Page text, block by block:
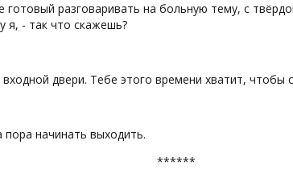
готовый разговаривать на больную тему, с
я, - так что скажешь?
двери. Тебе этого времени хватит, чтобы
начинать выходить.
******